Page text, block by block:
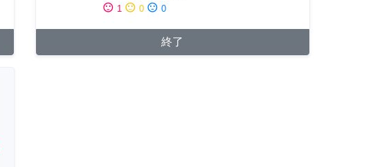
sentiment_satisfied 1 sentiment_neutral 0 sentiment_dissatisfied 0
終了